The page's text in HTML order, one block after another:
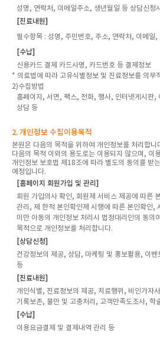
성명, 연락처, 이메일주소, 생년월일 등 상담신청
[진료내원]
필수항목 : 성명, 주민번호, 주소, 연락처, 이메일
[수납]
신용카드 결제 카드사명, 카드번호 등 결제정보
* 의료법에 따라 고유식별정보 및 진료정보를 의무
2)수집방법
홈페이지, 서면, 팩스, 전화, 행사, 인터넷게시판,
상담 등
2. 개인정보 수집이용목적
본원은 다음의 목적을 위하여 개인정보를 처리합
다음의 목적 이외의 용도로는 이용되지 않으며, 이
개인정보 보호법 제18조에 따라 별도의 동의를 받
예정입니다.
[홈페이지 회원가입 및 관리]
회원 가입의사 확인, 회원제 서비스 제공에 따른
관리, 제 한적 본인확인제 시행에 따른 본인확인,
미만 아동의 개인정보 처리시 법정대리인의 동의
목적으로 개인정보를 처리합니다.
[상담신청]
건강정보의 제공, 상담, 마케팅 및 홍보활용, 이
등
[진료내원]
개인식별, 진료정보의 제공, 치료행위, 비인가자
기록보존, 불만 및 고충처리, 고객만족도조사, 학
[수납]
이용요금결제 및 결제내역 관리 등